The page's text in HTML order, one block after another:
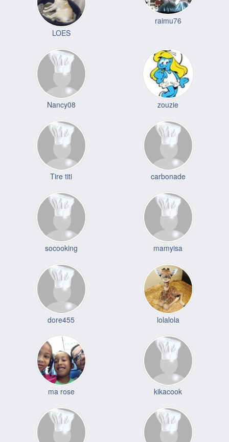
LOES
raimu76
Nancy08 zouzie
Tire titi carbonade
socooking mamyisa
dore455 lolalola
ma rose kikacook